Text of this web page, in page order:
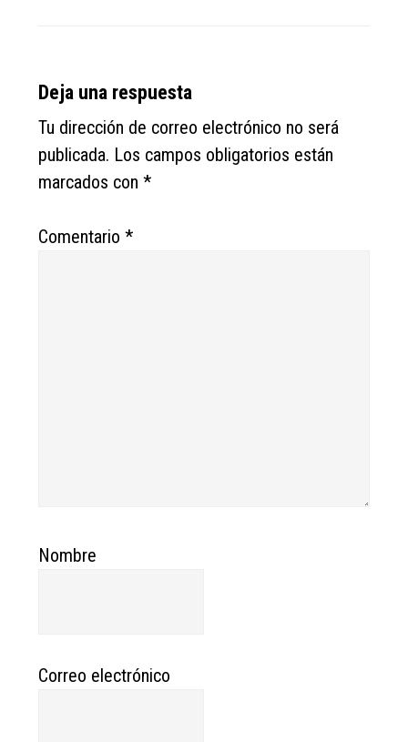
Reader
Interactions
Deja una respuesta
Tu dirección de correo electrónico no será
publicada. Los campos obligatorios están
marcados con*
Comentario*
Nombre
Correo electrónico